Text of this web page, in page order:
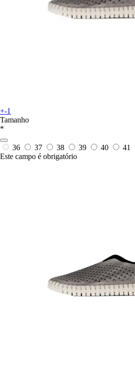
+-1
Tamanho
*
36 37 38 39 40 41
Este campo é obrigatório